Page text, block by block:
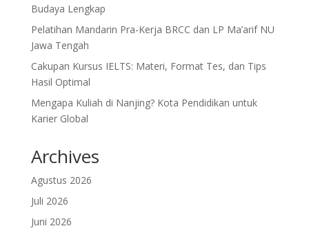
Budaya Lengkap
Pelatihan Mandarin Pra-Kerja BRCC dan LP Ma’arif NU
Jawa Tengah
Cakupan Kursus IELTS: Materi, Format Tes, dan Tips
Hasil Optimal
Mengapa Kuliah di Nanjing? Kota Pendidikan untuk
Karier Global
Archives
Agustus 2026
Juli 2026
Juni 2026